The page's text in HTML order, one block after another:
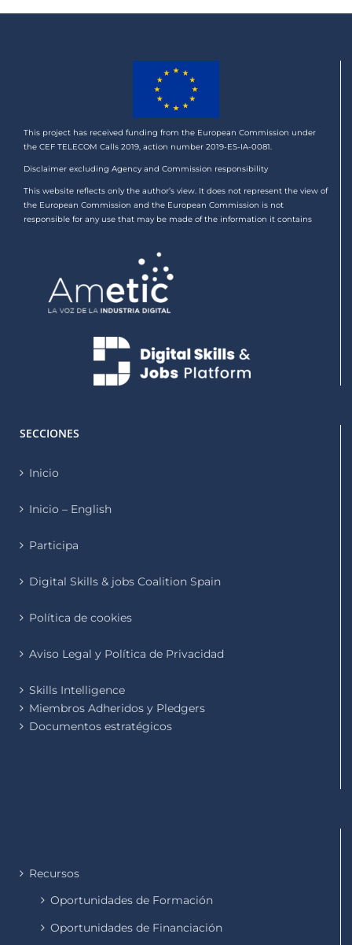
This project has received funding from the European Commission under
the CEF TELECOM Calls 2019, action number 2019-ES-IA-0081.
Disclaimer excluding Agency and Commission responsibility
This website reflects only the author’s view. It does not represent the view of
the European Commission and the European Commission is not
responsible for any use that may be made of the information it contains
SECCIONES
Inicio
Inicio – English
Participa
Digital Skills & jobs Coalition Spain
Política de cookies
Aviso Legal y Política de Privacidad
Skills Intelligence
Miembros Adheridos y Pledgers
Documentos estratégicos
Recursos
Oportunidades de Formación
Oportunidades de Financiación